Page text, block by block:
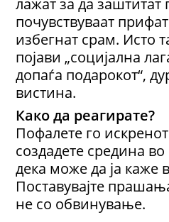
почувствуваат
избегнат срам. Исто
појави „социјална
допаѓа подарокот“,
вистина.
Како да реагирате?
Пофалете го
создадете средина во
дека може да ја каже
Поставувајте
не со обвинување.